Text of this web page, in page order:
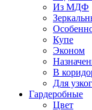
Из МДФ
Купе
Эконом
В
Для
Гардеробные
Цвет